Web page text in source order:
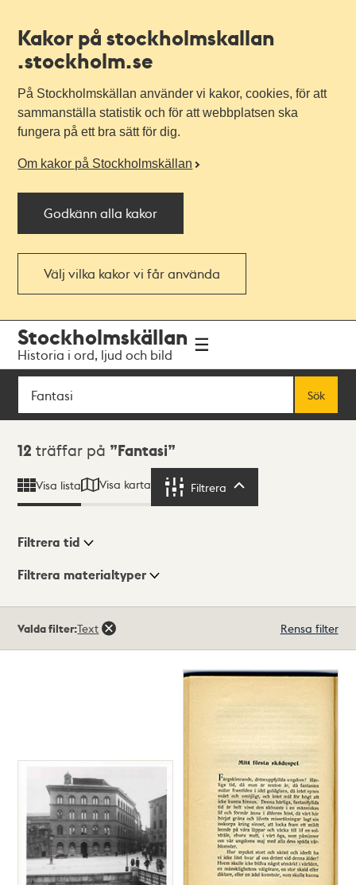
Kakor på stockholmskallan
.stockholm.se
På Stockholmskällan använder vi kakor, cookies, för att
sammanställa statistik och för att webbplatsen ska
fungera på ett bra sätt för dig.
Om kakor på Stockholmskällan
Godkänn alla kakor
Välj vilka kakor vi får använda
navigationen
huvudinnehållet
Stockholmskällan
Historia i ord, ljud och bild
Sök
Sök
Sökresultat
12 träffar på Fantasi
Visa lista Visa karta Filtrera
Visningsläge
Filtrera tid
Filtrera materialtyper
träffar
Valda filter:Text Rensa filter